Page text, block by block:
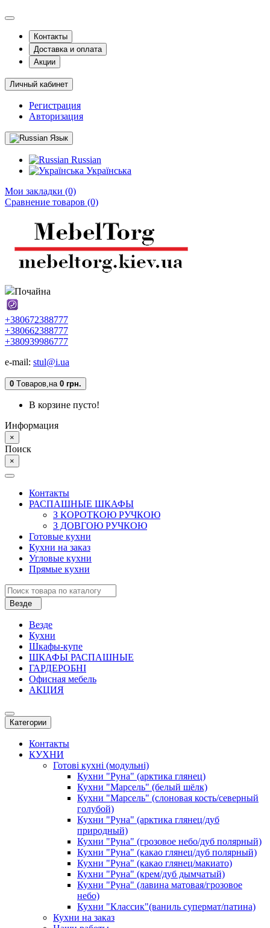
Контакты
Доставка и оплата
Акции
Личный кабинет
Регистрация
Авторизация
Язык
Russian
Українська
Мои закладки (0)
Сравнение товаров (0)
Почайна
+380672388777
+380662388777
+380939986777
e-mail: stul@i.ua
0 Tоваров,на 0 грн.
В корзине пусто!
Информация
×
Поиск
×
Контакты
РАСПАШНЫЕ ШКАФЫ
З КОРОТКОЮ РУЧКОЮ
З ДОВГОЮ РУЧКОЮ
Готовые кухни
Кухни на заказ
Угловые кухни
Прямые кухни
Везде
Везде
Кухни
Шкафы-купе
ШКАФЫ РАСПАШНЫЕ
ГАРДЕРОБНІ
Офисная мебель
АКЦИЯ
Категории
Контакты
КУХНИ
Готові кухні (модульні)
Кухни "Руна" (арктика глянец)
Кухни "Марсель" (белый шёлк)
Кухни "Марсель" (слоновая кость/северный
голубой)
Кухни "Руна" (арктика глянец/дуб
природный)
Кухни "Руна" (грозовое небо/дуб полярный)
Кухни "Руна" (какао глянец/дуб полярный)
Кухни "Руна" (какао глянец/макиато)
Кухни "Руна" (крем/дуб дымчатый)
Кухни "Руна" (лавина матовая/грозовое
небо)
Кухни "Классик"(ваниль супермат/патина)
Кухни на заказ